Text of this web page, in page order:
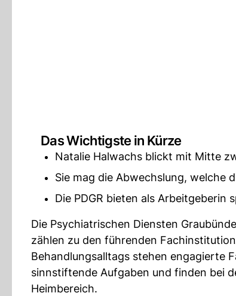
Das Wichtigste in Kürze
Natalie Halwachs blickt mit Mitte
Sie mag die Abwechslung, welche
Die PDGR bieten als
Die Psychiatrischen Diensten
zählen zu den führenden
Behandlungsalltags stehen engagierte
sinnstiftende Aufgaben und finden bei
Heimbereich.